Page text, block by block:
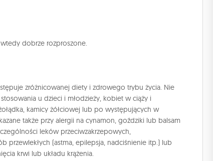
dobrze rozproszone.
zróżnicowanej diety i zdrowego trybu życia. Nie
u dzieci i młodzieży, kobiet w ciąży i
kamicy żółciowej lub po występujących w
także przy alergii na cynamon, goździki lub balsam
leków przeciwzakrzepowych,
przewlekłych (astma, epilepsja, nadciśnienie itp.) lub
krwi lub układu krążenia.